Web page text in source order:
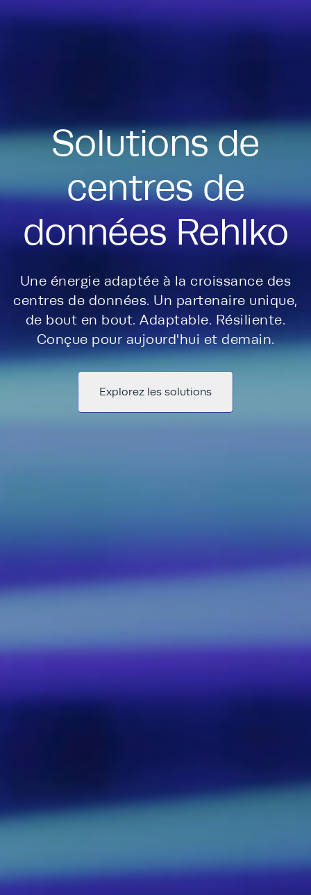
Solutions de
centres de
données Rehlko
Une énergie adaptée à la croissance des
centres de données. Un partenaire unique,
de bout en bout. Adaptable. Résiliente.
Conçue pour aujourd'hui et demain.
Explorez les solutions